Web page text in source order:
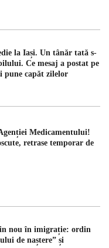
la Iași. Un tânăr tată s-
Ce mesaj a postat pe
pune capăt zilelor
Medicamentului!
retrase temporar de
nou în imigrație: ordin
de naștere” și